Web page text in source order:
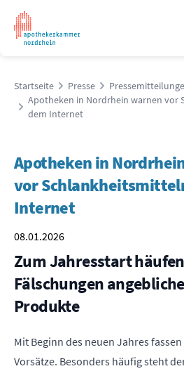
Startseite Presse
Apotheken in Nordrhein warnen vor
dem Internet
Apotheken in
vor
Internet
08.01.2026
Zum Jahresstart
Fälschungen
Produkte
Mit Beginn des neuen Jahres
Vorsätze. Besonders häufig steht